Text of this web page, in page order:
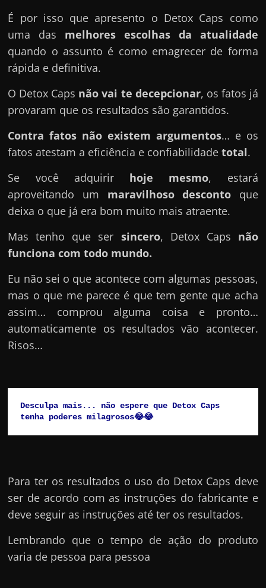
É por isso que apresento o Detox Caps como
uma das melhores escolhas da atualidade
quando o assunto é como emagrecer de forma
rápida e definitiva.
O Detox Caps não vai te decepcionar, os fatos já
provaram que os resultados são garantidos.
Contra fatos não existem argumentos… e os
fatos atestam a eficiência e confiabilidadetotal.
Se você adquirir hoje mesmo, estará
aproveitando um maravilhoso desconto que
deixa o que já era bom muito mais atraente.
Mas tenho que ser sincero, Detox Caps não
funciona com todo mundo.
Eu não sei o que acontece com algumas pessoas,
mas o que me parece é que tem gente que acha
assim… comprou alguma coisa e pronto…
automaticamente os resultados vão acontecer.
Risos…
Desculpa mais... não espere que Detox Caps
tenha poderes milagrosos😂😂
Para ter os resultados o uso do Detox Caps deve
ser de acordo com as instruções do fabricante e
deve seguir as instruções até ter os resultados.
Lembrando que o tempo de ação do produto
varia de pessoa para pessoa